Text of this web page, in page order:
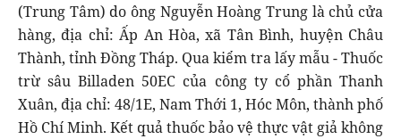
(Trung Tâm) do ông Nguyễn Hoàng Trung là chủ cửa
hàng, địa chỉ: Ấp An Hòa, xã Tân Bình, huyện Châu
Thành, tỉnh Đồng Tháp. Qua kiểm tra lấy mẫu - Thuốc
trừ sâu Billaden 50EC của công ty cổ phần Thanh
Xuân, địa chỉ: 48/1E, Nam Thới 1, Hóc Môn, thành phố
Hồ Chí Minh. Kết quả thuốc bảo vệ thực vật giả không